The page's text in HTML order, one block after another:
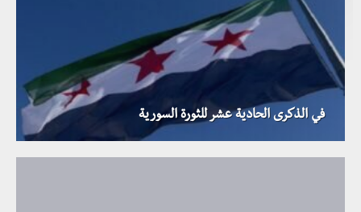
في الذكرى الحادية عشر للثورة السورية